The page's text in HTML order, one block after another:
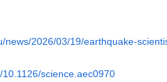
news/2026/03/19/earthquake-
science.aec0970